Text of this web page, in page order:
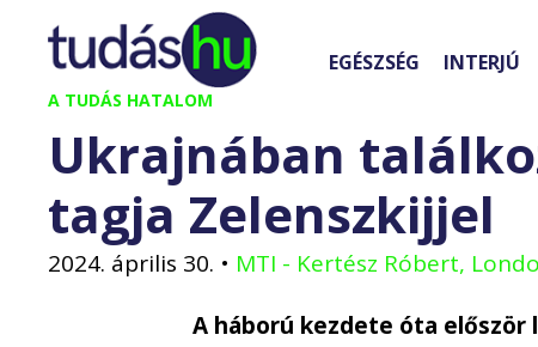
Kilépés
tartalomba
A TUDÁS HATALOM
EGÉSZSÉG INTERJÚ
Ukrajnában
tagja Zelenszkijjel
2024. április 30. • MTI - Kertész Róbert,
A háború kezdete óta